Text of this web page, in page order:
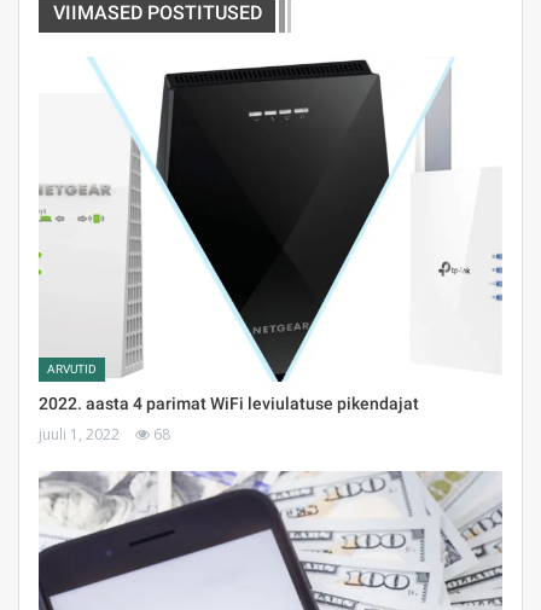
VIIMASED POSTITUSED
ARVUTID
2022. aasta 4 parimat WiFi leviulatuse pikendajat
juuli 1, 2022 68